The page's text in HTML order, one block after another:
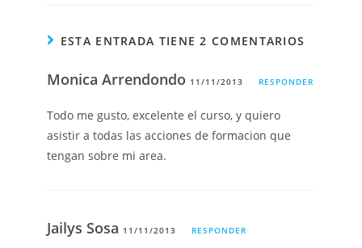
ESTA ENTRADA TIENE 2 COMENTARIOS
Monica Arrendondo 11/11/2013 RESPONDER
Todo me gusto, excelente el curso, y quiero
asistir a todas las acciones de formacion que
tengan sobre mi area.
Jailys Sosa 11/11/2013 RESPONDER